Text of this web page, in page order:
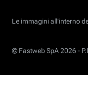
Le immagini all’interno
© Fastweb SpA 2026 -